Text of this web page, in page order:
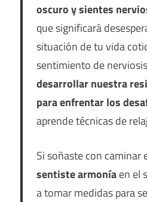
oscuro y sientes
que significará
situación de tu vida
sentimiento de
desarrollar nuestra
para enfrentar los
aprende técnicas de
Si soñaste con caminar
sentiste armoníaen el
a tomar medidas para